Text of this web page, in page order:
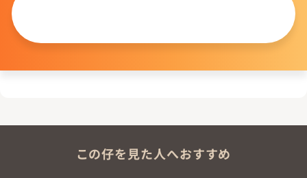
この仔を見た人へおすすめ